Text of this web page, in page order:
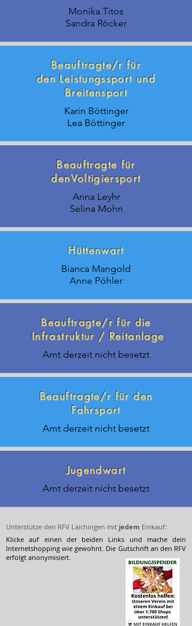
Monika Titos
Sandra Röcker
Beauftragte/r für
den Leistungssport und
Breitensport
Karin Böttinger
Lea Böttinger
​Beauftragte für
denVoltigiersport
Anna Leyhr
Selina Mohn
Hüttenwart
Bianca Mangold
Anne Pöhler
Beauftragte/r für die
Infrastruktur / Reitanlage
Amt derzeit nicht besetzt
Beauftragte/r für den
Fahrsport
Amt derzeit nicht besetzt
Jugendwart
Amt derzeit nicht besetzt
Unterstütze den RFV Laichingen mit jedem Einkauf:
Klicke auf einen der beiden Links und mache dein
Internetshopping wie gewohnt. Die Gutschrift an den RFV
erfolgt anonymisiert.